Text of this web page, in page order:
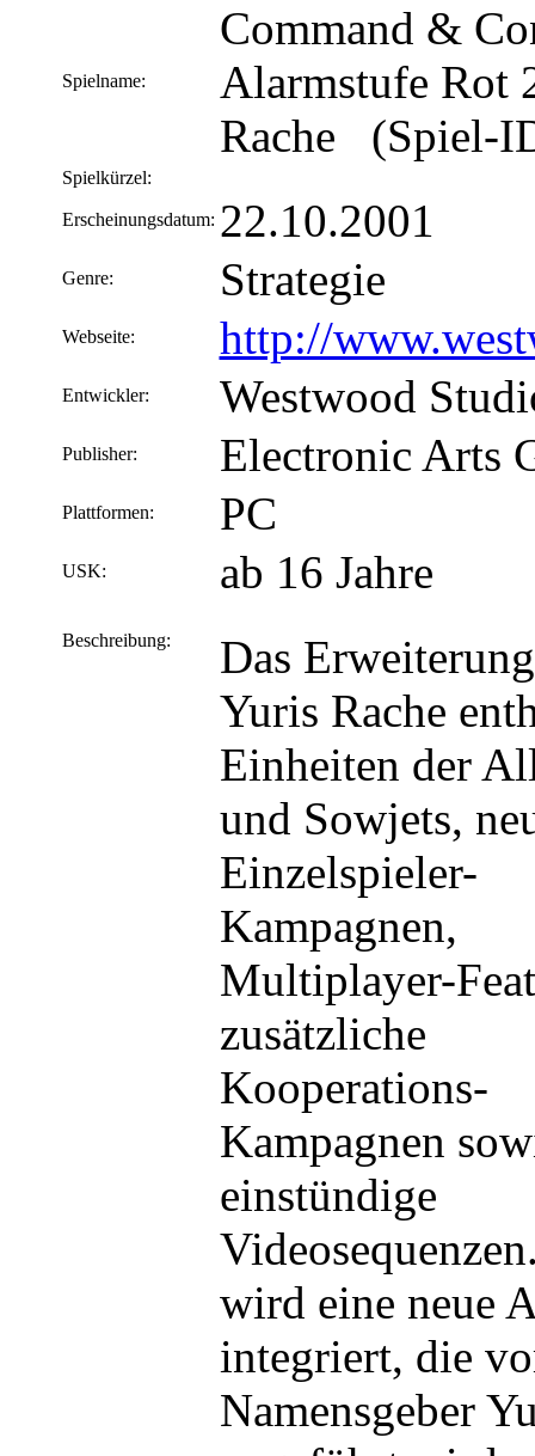
Spielname:
Command &
Alarmstufe Rot
Rache (Spiel-
Spielkürzel:
Erscheinungsdatum: 22.10.2001
Genre: Strategie
Webseite: http://
Entwickler: Westwood
Publisher: Electronic Arts
Plattformen: PC
USK: ab 16 Jahre
Beschreibung:
Das
Yuris Rache
Einheiten der
und Sowjets,
Einzelspieler-
Kampagnen,
Multiplayer-
zusätzliche
Kooperations-
Kampagnen
einstündige
wird eine neue
integriert, die
Namensgeber